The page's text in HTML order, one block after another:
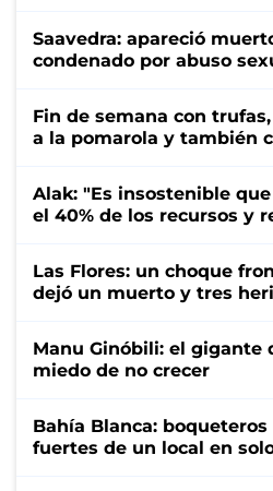
Saavedra: apareció
condenado por abuso
Fin de semana con
a la pomarola y también
Alak: "Es insostenible
el 40% de los recursos y
Las Flores: un choque
dejó un muerto y tres
Manu Ginóbili: el gigante
miedo de no crecer
Bahía Blanca:
fuertes de un local en